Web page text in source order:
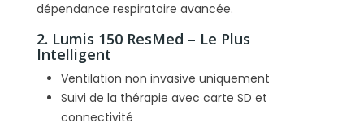
dépendance respiratoire avancée.
2. Lumis 150 ResMed – Le Plus
Intelligent
Ventilation non invasive uniquement
Suivi de la thérapie avec carte SD et
connectivité